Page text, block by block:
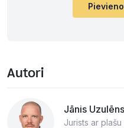
Autori
Jānis Uzulēns
Jurists ar